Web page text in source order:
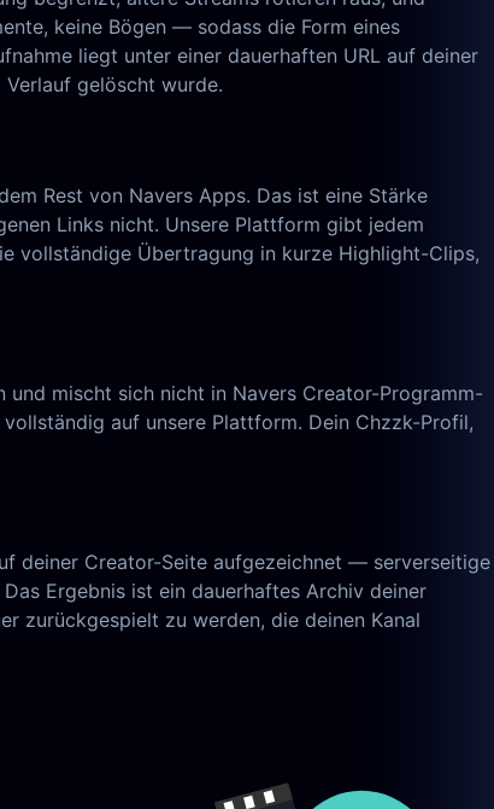
keine Bögen — sodass die Form eines
liegt unter einer dauerhaften URL auf deiner
gelöscht wurde.
Rest von Navers Apps. Das ist eine Stärke
Links nicht. Unsere Plattform gibt jedem
vollständige Übertragung in kurze Highlight-Clips,
mischt sich nicht in Navers Creator-Programm-
auf unsere Plattform. Dein Chzzk-Profil,
deiner Creator-Seite aufgezeichnet — serverseitige
Ergebnis ist ein dauerhaftes Archiv deiner
zurückgespielt zu werden, die deinen Kanal